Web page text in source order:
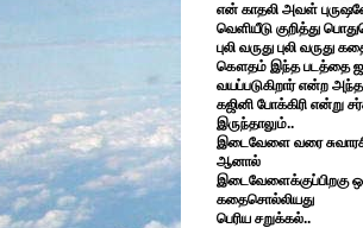
என் காதலி அவள்
வெளியீடு குறித்து
புலி வருது புலி வருது
கௌதம் இந்த படத்தை
வயப்படுகிறார் என்ற
கஜினி போக்கிரி என்று
இருந்தாலும்..
இடைவேளை வரை
ஆனால்
இடைவேளைக்குப்பிறகு
கதைசொல்லியது
பெரிய சறுக்கல்..